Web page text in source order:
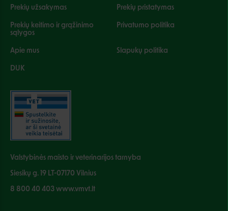
Prekių užsakymas Prekių pristatymas
Prekių keitimo ir grąžinimo
sąlygos
Privatumo politika
Apie mus Slapukų politika
DUK
Valstybinės maisto ir veterinarijos tarnyba
Siesikų g. 19 LT-07170 Vilnius
8 800 40 403 www.vmvt.lt